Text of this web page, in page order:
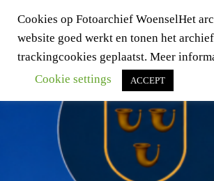
Cookies op Fotoarchief WoenselHet
website goed werkt en tonen het
trackingcookies geplaatst. Meer
Cookie settings
ACCEPT